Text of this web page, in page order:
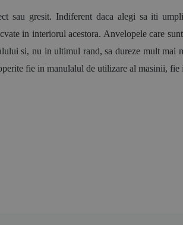
sau gresit. Indiferent daca alegi sa iti
in interiorul acestora. Anvelopele care
si, nu in ultimul rand, sa dureze mult mai
fie in manulalul de utilizare al masinii,